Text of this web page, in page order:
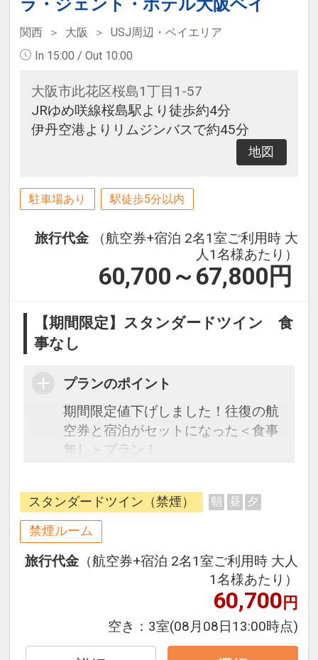
ラ・ジェント・ホテル大阪ベイ
関西 大阪
USJ周辺・ベイエリア
In 15:00 / Out 10:00
大阪市此花区桜島1丁目1-57
JRゆめ咲線桜島駅より徒歩約4分
伊丹空港よりリムジンバスで約45分
地図
駐車場あり 駅徒歩5分以内
旅行代金
（航空券+宿泊 2名1室ご利用時 大
人1名様あたり）
60,700～67,800 円
【期間限定】スタンダードツイン 食
事なし
プランのポイント
期間限定値下げしました！往復の航
空券と宿泊がセットになった＜食事
無し＞プラン！
JR[ユニバーサルシティ駅」徒歩10
分（最寄りは桜島駅徒歩4分）
Zepp大阪ベイサイドに隣接するので
ライブやイベント時の利用が◎！テ
ーマパークまでも徒歩圏内です。
1階は「花畑」、2階は「ジャング
ル」、3階は「宇宙」とフロア毎に
コンセプトを分け、遊び心と楽しさ
スタンダードツイン（禁煙） 朝 昼 夕
禁煙ルーム
旅行代金 （航空券+宿泊 2名1室ご利用時 大人
1名様あたり）
60,700円
空き： 3室(08月08日13:00時点)